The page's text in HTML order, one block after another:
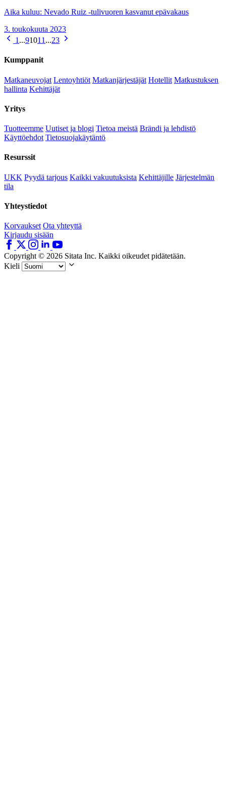
Aika kuluu: Nevado Ruiz -tulivuoren kasvanut epävakaus
3. toukokuuta 2023
1 ...91011 ...23
Kumppanit
Matkaneuvojat Lentoyhtiöt Matkanjärjestäjät Hotellit Matkustuksen
hallinta Kehittäjät
Yritys
Tuotteemme Uutiset ja blogi Tietoa meistä Brändi ja lehdistö
Käyttöehdot Tietosuojakäytäntö
Resurssit
UKK Pyydä tarjous Kaikki vakuutuksista Kehittäjille Järjestelmän
tila
Yhteystiedot
Korvaukset Ota yhteyttä
Kirjaudu sisään
Copyright © 2026 Sitata Inc. Kaikki oikeudet pidätetään.
Kieli